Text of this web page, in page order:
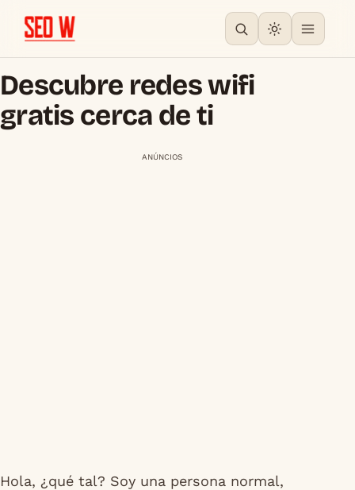
Descubre redes wifi
gratis cerca de ti
ANÚNCIOS
Hola, ¿qué tal? Soy una persona normal,